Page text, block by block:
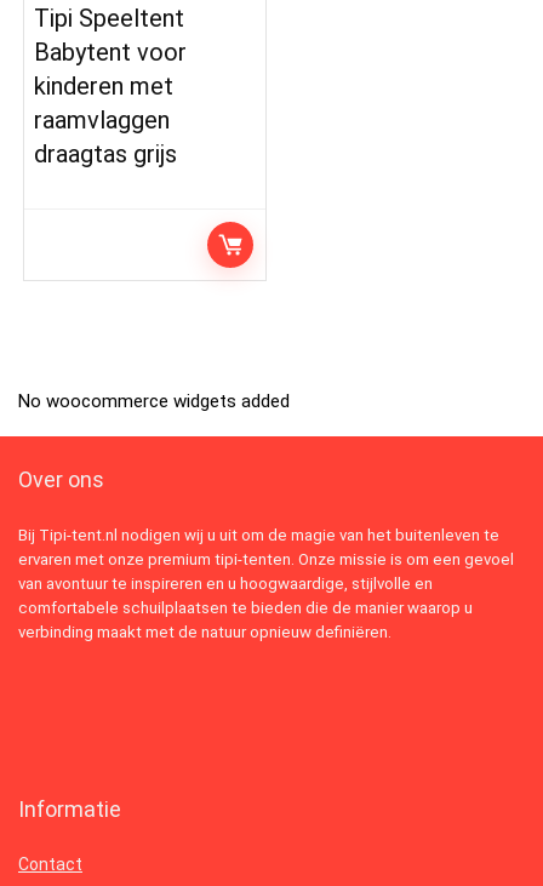
Tipi Speeltent
Babytent voor
kinderen met
raamvlaggen
draagtas grijs
No woocommerce widgets added
Over ons
Bij Tipi-tent.nl nodigen wij u uit om de magie van het buitenleven te
ervaren met onze premium tipi-tenten. Onze missie is om een gevoel
van avontuur te inspireren en u hoogwaardige, stijlvolle en
comfortabele schuilplaatsen te bieden die de manier waarop u
verbinding maakt met de natuur opnieuw definiëren.
Informatie
Contact